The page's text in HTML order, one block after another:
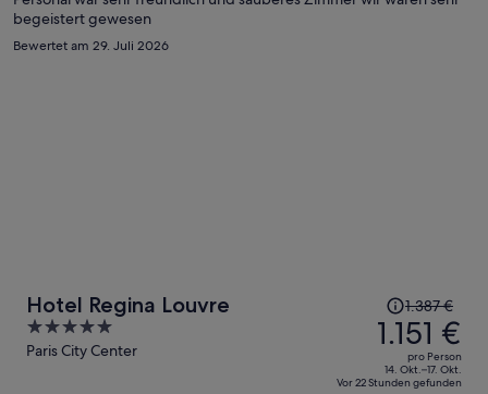
begeistert gewesen
Bewertet am 29. Juli 2026
Hotel Regina Louvre
5
out
Paris City Center
Der
Preis
betrug
1.387 €,
1.387 €
1.151 €
pro Person
14. Okt.–17. Okt.
Vor 22 Stunden gefunden